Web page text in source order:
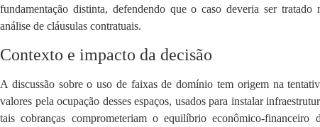
fundamentação distinta, defendendo que o caso deveria ser
análise de cláusulas contratuais​.
Contexto e impacto da decisão
A discussão sobre o uso de faixas de domínio tem origem na
valores pela ocupação desses espaços, usados para instalar
tais cobranças comprometeriam o equilíbrio econômico-